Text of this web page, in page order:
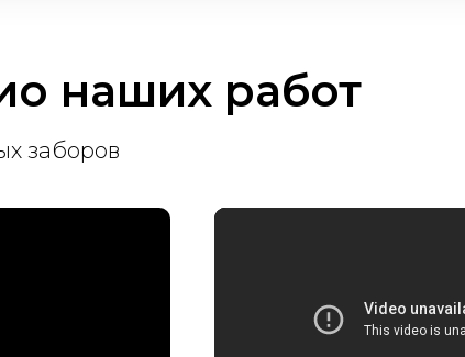
наших работ
заборов